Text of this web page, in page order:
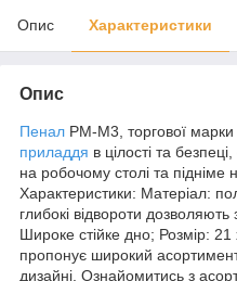
Опис Характеристики
Опис
Пенал PM-M3, торгової
приладдя в цілості та
на робочому столі та підніме
Характеристики: Матеріал:
глибокі відвороти
Широке стійке дно; Розмір:
пропонує широкий асортимент
дизайні. Ознайомитись з